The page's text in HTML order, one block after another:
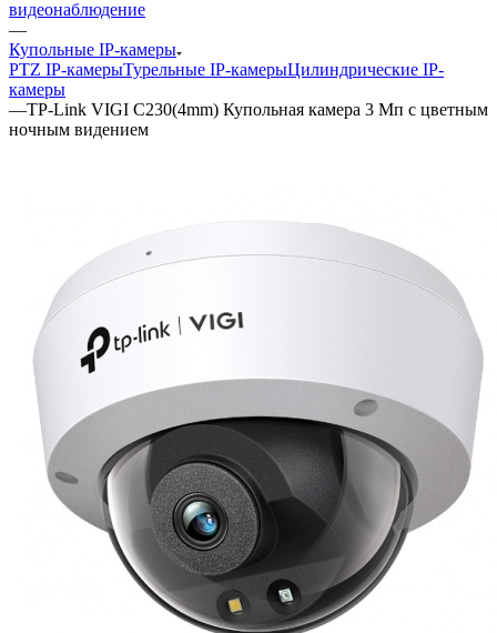
видеонаблюдение
—
Купольные IP-камеры
PTZ IP-камерыТурельные IP-камерыЦилиндрические IP-
камеры
—TP-Link VIGI C230(4mm) Купольная камера 3 Мп с цветным
ночным видением